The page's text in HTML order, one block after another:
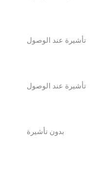
تأشيرة عند الوصول
تأشيرة عند الوصول
بدون تأشيرة